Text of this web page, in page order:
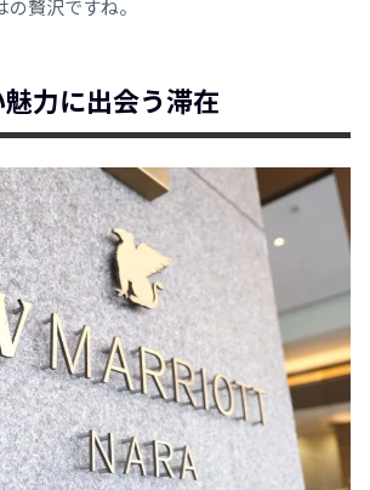
贅沢ですね。
力に出会う滞在